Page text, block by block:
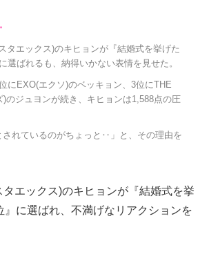
タエックス)のキヒョンが『結婚式を挙げた
選ばれるも、納得いかない表情を見せた。
にEXO(エクソ)のベッキョン、3位にTHE
)のジュヨンが続き、キヒョンは1,588点の圧
されているのがちょっと‥」と、その理由を
タエックス)のキヒョンが『結婚式を挙
』に選ばれ、不満げなリアクションを